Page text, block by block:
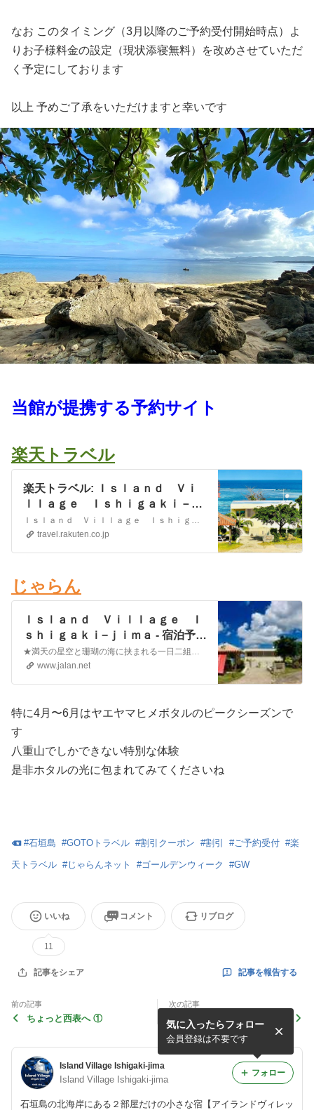
なお このタイミング（3月以降のご予約受付開始時点）よ
りお子様料金の設定（現状添寝無料）を改めさせていただ
く予定にしております
以上 予めご了承をいただけますと幸いです
当館が提携する予約サイト
楽天トラベル
楽天トラベル: Ｉｓｌａｎｄ Ｖｉ
ｌｌａｇｅ Ｉｓｈｉｇａｋｉ－ｊ
ｉｍａ ＜石垣島＞ 宿泊予約
Ｉｓｌａｎｄ Ｖｉｌｌａｇｅ Ｉｓｈｉｇａｋｉ－ｊｉｍａ ＜石垣島＞の設備・アメニティ情報: 総部屋数2室。館内設備: 露天風呂、禁煙ルーム。部屋設備・備品: テレビ、衛星放送、インターネット接続(無線LAN形式)、湯沸かしポット、冷蔵庫、ドライヤー、ＣＤプレイヤ－、洗浄機付トイレ、エクステンションベッド、ボディーソープ、他。Ｉｓｌａｎｄ Ｖｉｌｌａｇｅ Ｉ…
travel.rakuten.co.jp
じゃらん
Ｉｓｌａｎｄ Ｖｉｌｌａｇｅ Ｉ
ｓｈｉｇａｋｉ−ｊｉｍａ - 宿泊予約
は【じゃらんnet】
★満天の星空と珊瑚の海に挟まれる一日二組だけの特別な体験★/じゃらんならお得な期間限定プランや直前割引情報が満載。当日／直前のオンライン予約もOK。Ｉｓｌａｎｄ Ｖｉｌｌａｇｅ Ｉｓｈｉｇａｋｉ−ｊｉｍａの宿泊予約は国内最大級の旅行情報サイト＜じゃらん＞
www.jalan.net
特に4月〜6月はヤエヤマヒメボタルのピークシーズンで
す
八重山でしかできない特別な体験
是非ホタルの光に包まれてみてくださいね
#石垣島 #GOTOトラベル #割引クーポン #割引 #ご予約受付 #楽
天トラベル #じゃらんネット #ゴールデンウィーク #GW
いいね
11
コメント リブログ
記事をシェア 記事を報告する
前の記事
ちょっと西表へ ①
次の記事
Island Village Ishigaki-jima
Island Village Ishigaki-jima
石垣島の北海岸にある２部屋だけの小さな宿【アイランドヴィレッ
気に入ったらフォロー
会員登録は不要です
フォロー